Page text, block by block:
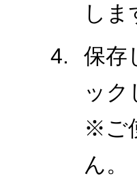
しま
保存
ック
※ご
ん。